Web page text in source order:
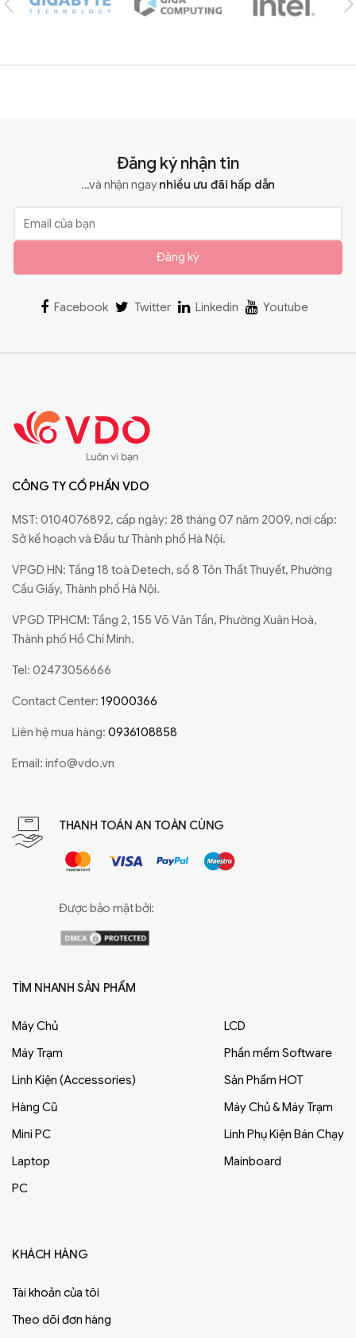
Đăng ký nhận tin
...và nhận ngaynhiều ưu đãi hấp dẫn
Đăng ký
Facebook Twitter Linkedin Youtube
CÔNG TY CỔ PHẦN VDO
MST: 0104076892, cấp ngày: 28 tháng 07 năm 2009, nơi cấp:
Sở kế hoạch và Đầu tư Thành phố Hà Nội.
VPGD HN: Tầng 18 toà Detech, số 8 Tôn Thất Thuyết, Phường
Cầu Giấy, Thành phố Hà Nội.
VPGD TPHCM: Tầng 2, 155 Võ Văn Tần, Phường Xuân Hoà,
Thành phố Hồ Chí Minh.
Tel: 02473056666
Contact Center: 19000366
Liên hệ mua hàng: 0936108858
Email: info@vdo.vn
THANH TOÁN AN TOÀN CÙNG
Được bảo mật bởi:
TÌM NHANH SẢN PHẨM
Máy Chủ
Máy Trạm
Linh Kiện (Accessories)
Hàng Cũ
Mini PC
Laptop
PC
LCD
Phần mềm Software
Sản Phẩm HOT
Máy Chủ & Máy Trạm
Linh Phụ Kiện Bán Chạy
Mainboard
KHÁCH HÀNG
Tài khoản của tôi
Theo dõi đơn hàng